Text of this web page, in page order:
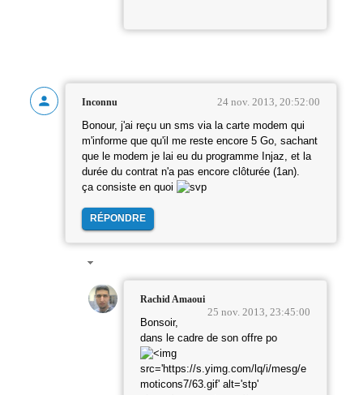
Inconnu 24 nov. 2013, 20:52:00
Bonour, j'ai reçu un sms via la carte modem qui
m'informe que qu'il me reste encore 5 Go, sachant
que le modem je lai eu du programme Injaz, et la
durée du contrat n'a pas encore clôturée (1an).
ça consiste en quoi
RÉPONDRE
Rachid Amaoui
25 nov. 2013, 23:45:00
Bonsoir,
dans le cadre de son offre po